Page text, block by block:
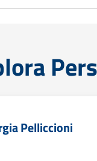
Pelliccioni